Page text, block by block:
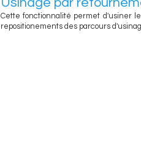
Cette fonctionnalité permet d'usiner
repositionements des parcours